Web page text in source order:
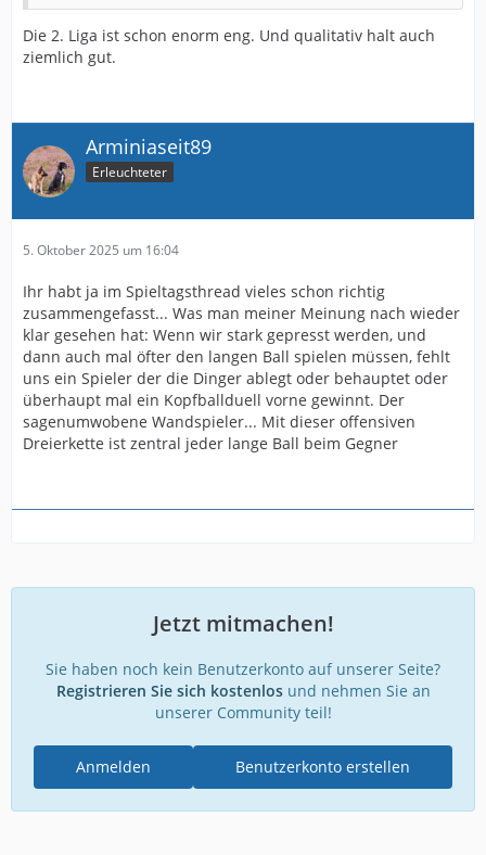
Die 2. Liga ist schon enorm eng. Und qualitativ halt auch
ziemlich gut.
Arminiaseit89
Erleuchteter
5. Oktober 2025 um 16:04
Ihr habt ja im Spieltagsthread vieles schon richtig
zusammengefasst... Was man meiner Meinung nach wieder
klar gesehen hat: Wenn wir stark gepresst werden, und
dann auch mal öfter den langen Ball spielen müssen, fehlt
uns ein Spieler der die Dinger ablegt oder behauptet oder
überhaupt mal ein Kopfballduell vorne gewinnt. Der
sagenumwobene Wandspieler... Mit dieser offensiven
Dreierkette ist zentral jeder lange Ball beim Gegner
Jetzt mitmachen!
Sie haben noch kein Benutzerkonto auf unserer Seite?
Registrieren Sie sich kostenlosund nehmen Sie an
unserer Community teil!
Benutzerkonto erstellen
Anmelden